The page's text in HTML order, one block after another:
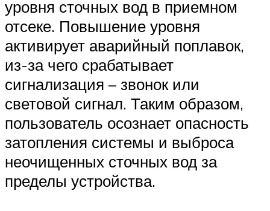
уровня сточных вод в приемном
отсеке. Повышение уровня
активирует аварийный поплавок,
из-за чего срабатывает
сигнализация – звонок или
световой сигнал. Таким образом,
пользователь осознает опасность
затопления системы и выброса
неочищенных сточных вод за
пределы устройства.